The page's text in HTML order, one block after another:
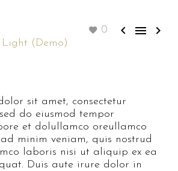
0   
(Demo)
sit amet, consectetur
do eiusmod tempor
et dolullamco oreullamco
minim veniam, quis nostrud
laboris nisi ut aliquip ex ea
Duis aute irure dolor in